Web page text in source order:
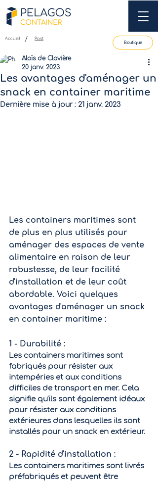
Accueil /
Post
Boutique
Les avantages d'aménager un
snack en container maritime
Aloïs de Clavière
20 janv. 2023
Dernière mise à jour : 21 janv. 2023
Les containers maritimes sont
de plus en plus utilisés pour
aménager des espaces de vente
alimentaire en raison de leur
robustesse, de leur facilité
d'installation et de leur coût
abordable. Voici quelques
avantages d'aménager un snack
en container maritime :
1 - Durabilité :
Les containers maritimes sont
fabriqués pour résister aux
intempéries et aux conditions
difficiles de transport en mer. Cela
signifie qu'ils sont également idéaux
pour résister aux conditions
extérieures dans lesquelles ils sont
installés pour un snack en extérieur.
2 - Rapidité d'installation :
Les containers maritimes sont livrés
préfabriqués et peuvent être